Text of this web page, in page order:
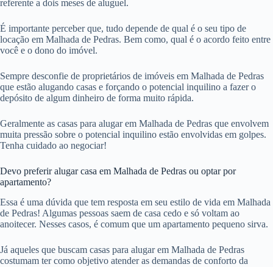
referente a dois meses de aluguel.
É importante perceber que, tudo depende de qual é o seu tipo de
locação em Malhada de Pedras. Bem como, qual é o acordo feito entre
você e o dono do imóvel.
Sempre desconfie de proprietários de imóveis em Malhada de Pedras
que estão alugando casas e forçando o potencial inquilino a fazer o
depósito de algum dinheiro de forma muito rápida.
Geralmente as casas para alugar em Malhada de Pedras que envolvem
muita pressão sobre o potencial inquilino estão envolvidas em golpes.
Tenha cuidado ao negociar!
Devo preferir alugar casa em Malhada de Pedras ou optar por
apartamento?
Essa é uma dúvida que tem resposta em seu estilo de vida em Malhada
de Pedras! Algumas pessoas saem de casa cedo e só voltam ao
anoitecer. Nesses casos, é comum que um apartamento pequeno sirva.
Já aqueles que buscam casas para alugar em Malhada de Pedras
costumam ter como objetivo atender as demandas de conforto da